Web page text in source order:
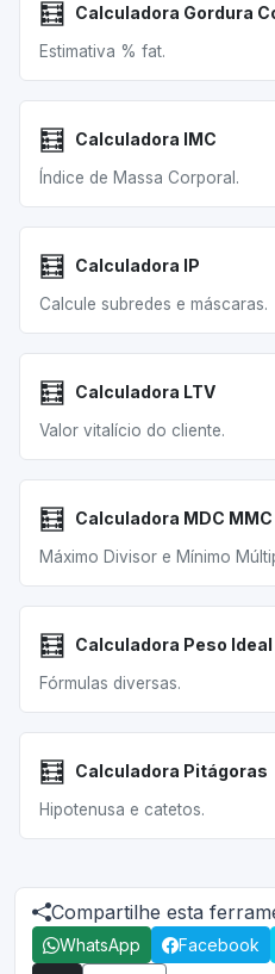
🧮 Calculadora Gordura
Estimativa % fat.
🧮 Calculadora IMC
Índice de Massa Corporal.
🧮 Calculadora IP
Calcule subredes e máscaras.
🧮 Calculadora LTV
Valor vitalício do cliente.
🧮 Calculadora MDC MMC
Máximo Divisor e Mínimo
🧮 Calculadora Peso Ideal
Fórmulas diversas.
🧮 Calculadora Pitágoras
Hipotenusa e catetos.
Compartilhe esta
WhatsApp Facebook